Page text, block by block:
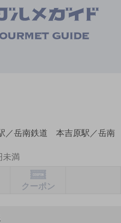
／岳南鉄道 本吉原駅／岳南
未満
クーポン